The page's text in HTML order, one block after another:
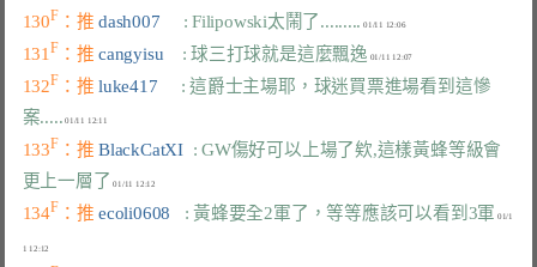
130F ：推 dash007 : Filipowski太鬧了......... 01/11 12:06
131 F ：推 cangyisu : 球三打球就是這麼飄逸
132F ：推 luke417 : 這爵士主場耶，球迷買票進場看到這慘
案.....
133F ：推 BlackCatXI : GW傷好可以上場了欸,這樣黃蜂等級會
更上一層了
134F ：推 ecoli0608 : 黃蜂要全2軍了，等等應該可以看到3軍 01/1